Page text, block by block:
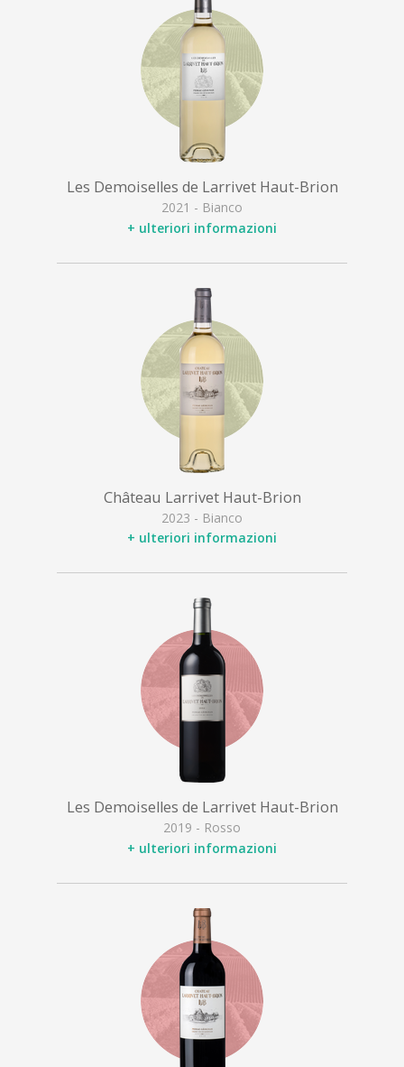
Les Demoiselles de Larrivet Haut-Brion
2021 - Bianco
+ ulteriori informazioni
Château Larrivet Haut-Brion
2023 - Bianco
+ ulteriori informazioni
Les Demoiselles de Larrivet Haut-Brion
2019 - Rosso
+ ulteriori informazioni